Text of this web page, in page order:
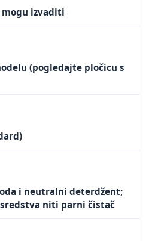
mogu izvaditi
(pogledajte pločicu s
i neutralni deterdžent;
niti parni čistač